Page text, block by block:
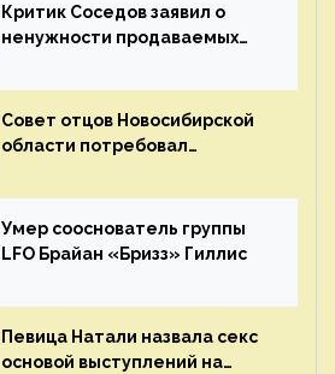
Критик Соседов заявил о
ненужности продаваемых
Совет отцов Новосибирской
области потребовал
«Сплин»
Умер сооснователь группы
LFO Брайан «Бризз» Гиллис
Певица Натали назвала секс
основой выступлений на